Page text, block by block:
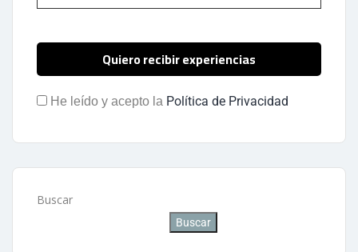
He leído y acepto la Política de Privacidad
Buscar
Buscar